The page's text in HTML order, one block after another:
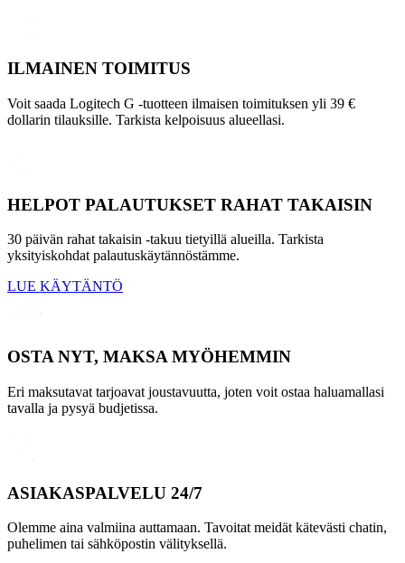
ILMAINEN TOIMITUS
Voit saada Logitech G -tuotteen ilmaisen toimituksen yli 39 €
dollarin tilauksille. Tarkista kelpoisuus alueellasi.
HELPOT PALAUTUKSET RAHAT TAKAISIN
30 päivän rahat takaisin -takuu tietyillä alueilla. Tarkista
yksityiskohdat palautuskäytännöstämme.
LUE KÄYTÄNTÖ
OSTA NYT, MAKSA MYÖHEMMIN
Eri maksutavat tarjoavat joustavuutta, joten voit ostaa haluamallasi
tavalla ja pysyä budjetissa.
ASIAKASPALVELU 24/7
Olemme aina valmiina auttamaan. Tavoitat meidät kätevästi chatin,
puhelimen tai sähköpostin välityksellä.